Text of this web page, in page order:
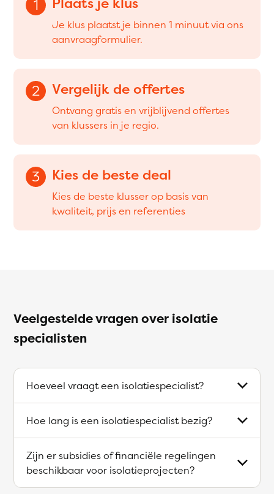
1
Je klus plaatst je binnen 1 minuut via ons
aanvraagformulier.
2 Vergelijk de offertes
Ontvang gratis en vrijblijvend offertes
van klussers in je regio.
3 Kies de beste deal
Kies de beste klusser op basis van
kwaliteit, prijs en referenties
Veelgestelde vragen over isolatie
specialisten
Hoeveel vraagt een isolatiespecialist?
Hoe lang is een isolatiespecialist bezig?
Zijn er subsidies of financiële regelingen
beschikbaar voor isolatieprojecten?